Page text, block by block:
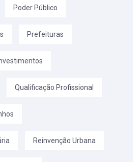
Poder Público
Prefeituras
Qualificação Profissional
Reinvenção Urbana